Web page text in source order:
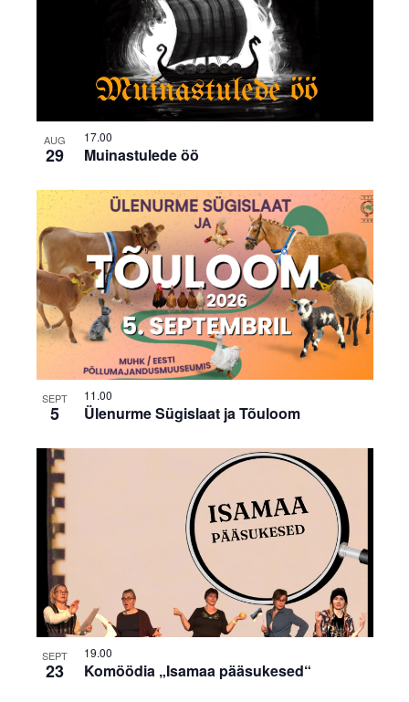
AUG
29 Muinastulede öö
17.00
SEPT
5 Ülenurme Sügislaat ja Tõuloom
11.00
SEPT
23 Komöödia „Isamaa pääsukesed“
19.00